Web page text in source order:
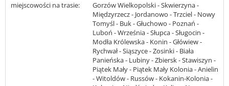
miejscowości na trasie:
Gorzów Wielkopolski - Skwierzyna -
Międzyrzecz - Jordanowo - Trzciel - Nowy
Tomyśl - Buk - Głuchowo - Poznań -
Luboń - Września - Słupca - Sługocin -
Modła Królewska - Konin - Główiew -
Rychwał - Siąszyce - Zosinki - Biała
Panieńska - Lubiny - Zbiersk - Stawiszyn -
Piątek Mały - Piątek Mały Kolonia - Anielin
- Witoldów - Russów - Kokanin-Kolonia -